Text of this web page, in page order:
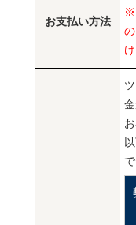
お支払い方法
※